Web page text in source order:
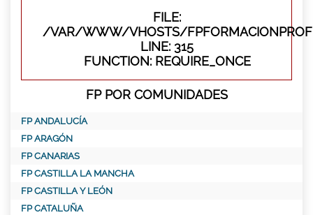
FILE:
/VAR/WWW/VHOSTS/
LINE: 315
FUNCTION: REQUIRE_ONCE
FP POR COMUNIDADES
FP ANDALUCÍA
FP ARAGÓN
FP CANARIAS
FP CASTILLA LA MANCHA
FP CASTILLA Y LEÓN
FP CATALUÑA